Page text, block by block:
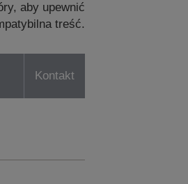
aby upewnić
treść.
Kontakt